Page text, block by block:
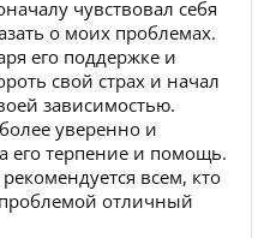
чувствовал себя
о моих проблемах.
его поддержке и
свой страх и начал
зависимостью.
уверенно и
его терпение и помощь.
всем, кто
отличный